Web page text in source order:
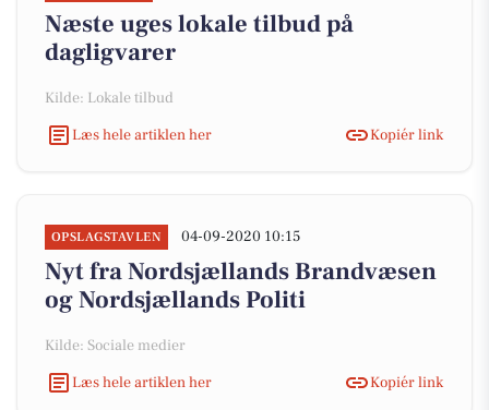
Næste uges lokale tilbud på
dagligvarer
Kilde: Lokale tilbud
Læs hele artiklen her
Kopiér link
OPSLAGSTAVLEN 04-09-2020 10:15
Nyt fra Nordsjællands Brandvæsen
og Nordsjællands Politi
Kilde: Sociale medier
Læs hele artiklen her
Kopiér link